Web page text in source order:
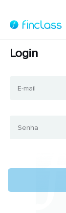
Login
E-mail
Senha